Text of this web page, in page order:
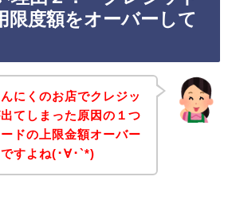
限度額をオーバーして
にくのお店でクレジッ
てしまった原因の１つ
ドの上限金額オーバー
すよね(･∀･`*)